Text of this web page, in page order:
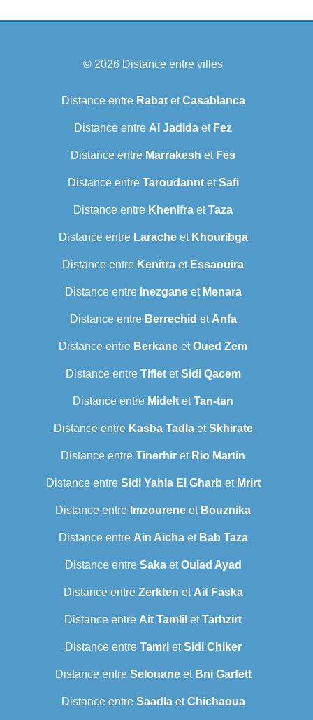
© 2026 Distance entre villes
Distance entre RabatetCasablanca
Distance entre Al Jadida et Fez
Distance entre Marrakesh et Fes
Distance entre TaroudanntetSafi
Distance entre Khenifra etTaza
Distance entre Laracheet Khouribga
Distance entre Kenitra et Essaouira
Distance entre Inezganeet Menara
Distance entre Berrechid et Anfa
Distance entre Berkane etOued Zem
Distance entre TifletetSidi Qacem
Distance entre Midelt etTan-tan
Distance entre Kasba TadlaetSkhirate
Distance entre Tinerhir et Rio Martin
Distance entre Sidi Yahia El Gharb et Mrirt
Distance entre Imzourene et Bouznika
Distance entre Ain Aichaet Bab Taza
Distance entre SakaetOulad Ayad
Distance entre Zerkten et Ait Faska
Distance entre Ait Tamlil etTarhzirt
Distance entre TamrietSidi Chiker
Distance entre Selouaneet Bni Garfett
Distance entre SaadlaetChichaoua